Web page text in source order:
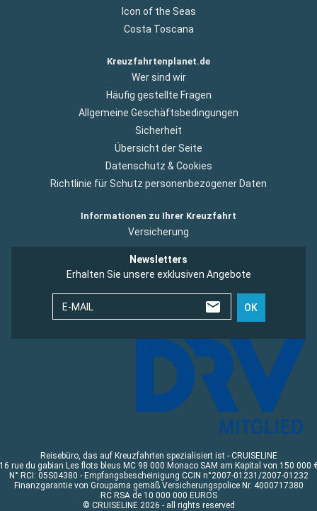
Icon of the Seas
Costa Toscana
Kreuzfahrtenplanet.de
Wer sind wir
Häufig gestellte Fragen
Allgemeine Geschäftsbedingungen
Sicherheit
Übersicht der Seite
Datenschutz & Cookies
Richtlinie für Schutz personenbezogener Daten
Informationen zu Ihrer Kreuzfahrt
Versicherung
Newsletters
Erhalten Sie unsere exklusiven Angebote
E-MAIL OK
Reisebüro, das auf Kreuzfahrten spezialisiert ist - CRUISELINE
rue du gabian Les flots bleus MC 98 000 Monaco SAM am Kapital von 150 000
N° RCI: 05S04380 - Empfangsbescheinigung CCIN n°2007-01231/2007-01232
Finanzgarantie von Groupama gemäß Versicherungspolice Nr. 4000717380
RC RSA de 10 000 000 EUROS
© CRUISELINE 2026 - all rights reserved